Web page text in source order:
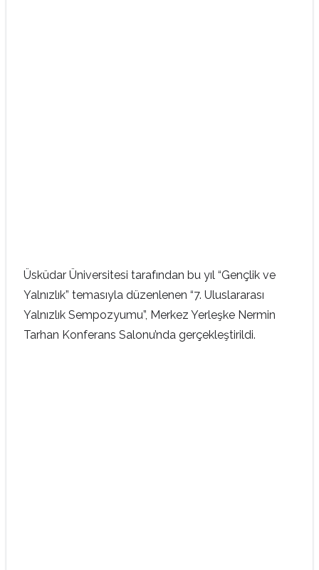
Üsküdar Üniversitesi tarafından bu yıl “Gençlik ve
Yalnızlık” temasıyla düzenlenen “7. Uluslararası
Yalnızlık Sempozyumu”, Merkez Yerleşke Nermin
Tarhan Konferans Salonu’nda gerçekleştirildi.